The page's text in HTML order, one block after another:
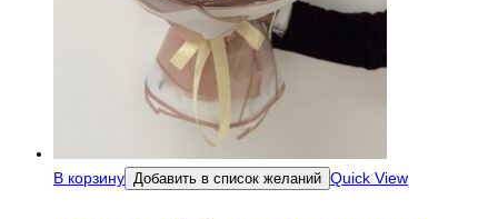
В корзину Добавить в список желаний Quick View